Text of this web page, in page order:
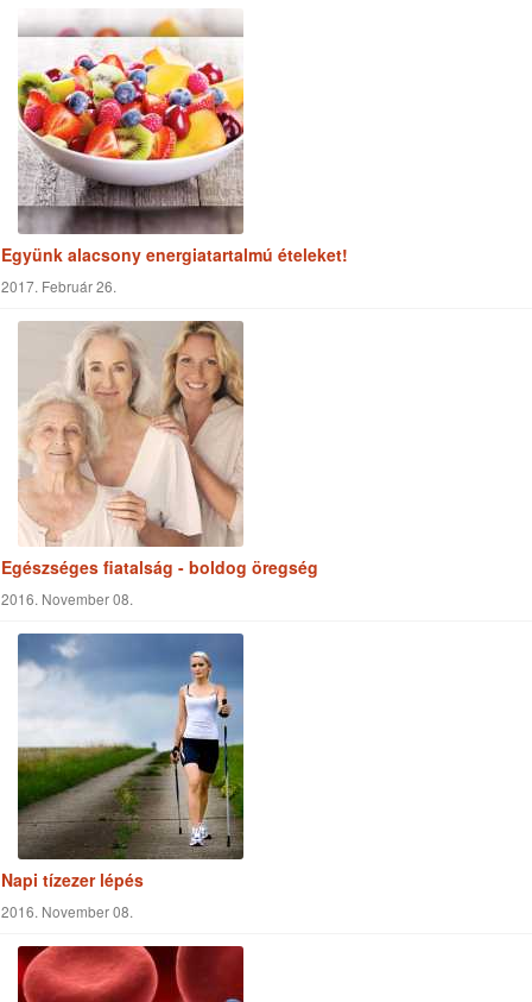
Együnk alacsony energiatartalmú ételeket!
2017. Február 26.
Egészséges fiatalság - boldog öregség
2016. November 08.
Napi tízezer lépés
2016. November 08.